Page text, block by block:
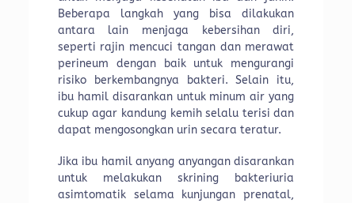
Beberapa langkah yang bisa dilakukan
antara lain menjaga kebersihan diri,
seperti rajin mencuci tangan dan merawat
perineum dengan baik untuk mengurangi
risiko berkembangnya bakteri. Selain itu,
ibu hamil disarankan untuk minum air yang
cukup agar kandung kemih selalu terisi dan
dapat mengosongkan urin secara teratur.
Jika ibu hamil anyang anyangan disarankan
untuk melakukan skrining bakteriuria
asimtomatik selama kunjungan prenatal,